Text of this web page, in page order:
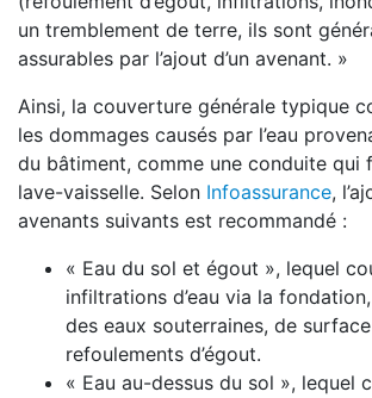
un tremblement de terre, ils sont
assurables par l’ajout d’un avenant. »
Ainsi, la couverture générale typique
les dommages causés par l’eau
du bâtiment, comme une conduite qui
lave-vaisselle. Selon Infoassurance,
avenants suivants est recommandé :
« Eau du sol et égout », lequel
infiltrations d’eau via la
des eaux souterraines, de
refoulements d’égout.
« Eau au-dessus du sol », lequel